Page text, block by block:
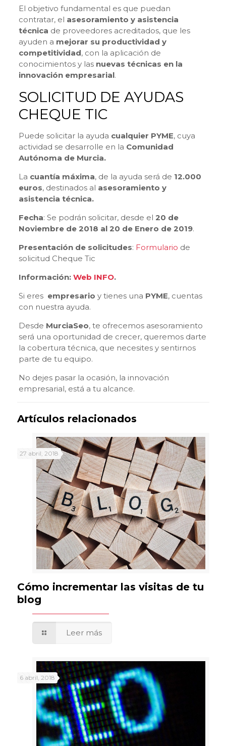
El objetivo fundamental es que puedan
contratar, el asesoramiento y asistencia
técnica de proveedores acreditados, que les
ayuden a mejorar su productividad y
competitividad, con la aplicación de
conocimientos y las nuevas técnicas en la
innovación empresarial.
SOLICITUD DE AYUDAS
CHEQUE TIC
Puede solicitar la ayuda cualquier PYME, cuya
actividad se desarrolle en la Comunidad
Autónoma de Murcia.
La cuantía máxima, de la ayuda será de 12.000
euros, destinados al asesoramiento y
asistencia técnica.
Fecha: Se podrán solicitar, desde el20 de
Noviembre de 2018 al 20 de Enero de 2019.
Presentación de solicitudes: Formulario de
solicitud Cheque Tic
Información:Web INFO.
Si eres empresarioy tienes una PYME, cuentas
con nuestra ayuda.
Desde MurciaSeo, te ofrecemos asesoramiento
será una oportunidad de crecer, queremos darte
la cobertura técnica, que necesites y sentirnos
parte de tu equipo.
No dejes pasar la ocasión, la innovación
empresarial, está a tu alcance.
Artículos relacionados
27 abril, 2018
Cómo incrementar las visitas de tu
blog
Leer más
6 abril, 2018